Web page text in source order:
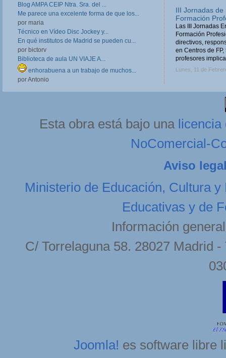
Blog AMPA CEIP Ntra. Sra. del ...
Me parece una excelente forma de que los...
por maria
Técnico en Vídeo Disc Jockey y...
En qué institutos de Madrid se pueden cu...
por bictorv
Biblioteca de aula UN VIAJE A...
enhorabuena a un trabajo de muchos...
por Antonio
III Jornadas
Formación
Las III Jornadas
Formación
directivos,
en Centros de
profesores
Lunes, 11 de
Esta obra está bajo una licencia
NoComercial-
Aviso
Ministerio de Educación, Cultura y
Educativas y de
Información
C/ Torrelaguna 58. 28027 Madrid
Joomla! es software libre